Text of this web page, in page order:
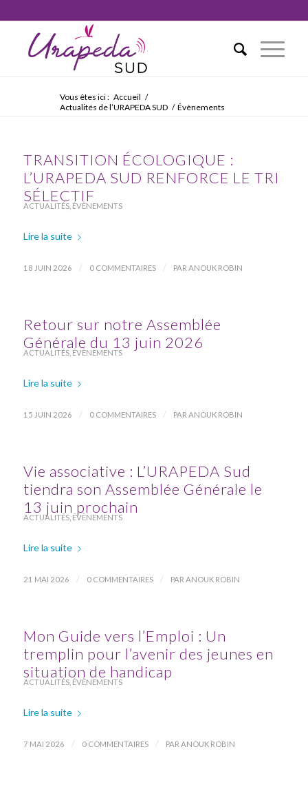
Vous êtes ici : Accueil /
Actualités de l’URAPEDA SUD / Évènements
TRANSITION ÉCOLOGIQUE :
L’URAPEDA SUD RENFORCE LE TRI
SÉLECTIF
ACTUALITÉS, ÉVÈNEMENTS
Lire la suite
18 JUIN 2026 / 0 COMMENTAIRES / PAR ANOUK ROBIN
Retour sur notre Assemblée
Générale du 13 juin 2026
ACTUALITÉS, ÉVÈNEMENTS
Lire la suite
15 JUIN 2026 / 0 COMMENTAIRES / PAR ANOUK ROBIN
Vie associative : L’URAPEDA Sud
tiendra son Assemblée Générale le
13 juin prochain
ACTUALITÉS, ÉVÈNEMENTS
Lire la suite
21 MAI 2026 / 0 COMMENTAIRES / PAR ANOUK ROBIN
Mon Guide vers l’Emploi : Un
tremplin pour l’avenir des jeunes en
situation de handicap
ACTUALITÉS, ÉVÈNEMENTS
Lire la suite
7 MAI 2026 / 0 COMMENTAIRES / PAR ANOUK ROBIN